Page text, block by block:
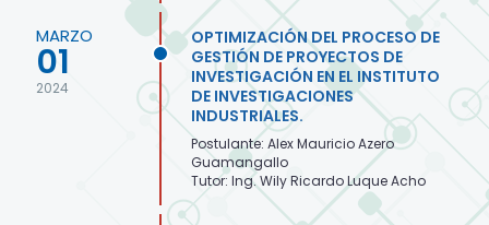
MARZO
01
2024
OPTIMIZACIÓN DEL PROCESO DE
GESTIÓN DE PROYECTOS DE
INVESTIGACIÓN EN EL INSTITUTO
DE INVESTIGACIONES
INDUSTRIALES.
Postulante: Alex Mauricio Azero
Guamangallo
Tutor: Ing. Wily Ricardo Luque Acho